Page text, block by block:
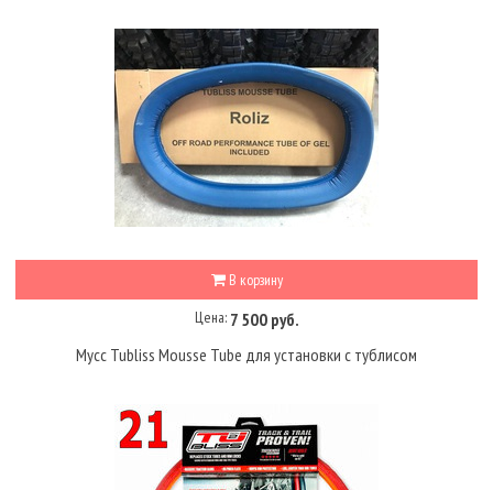
В корзину
Цена: 7 500 руб.
Мусс Tubliss Mousse Tube для установки с тублисом